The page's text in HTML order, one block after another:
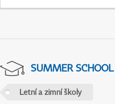
SUMMER
Letní a zimní školy